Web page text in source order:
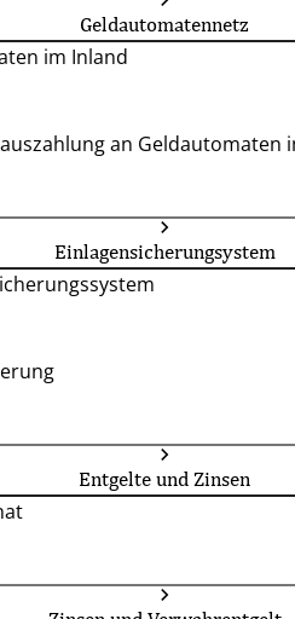
Geldautomatennetz
im Inland
an Geldautomaten
Einlagensicherungsystem
Entgelte und Zinsen